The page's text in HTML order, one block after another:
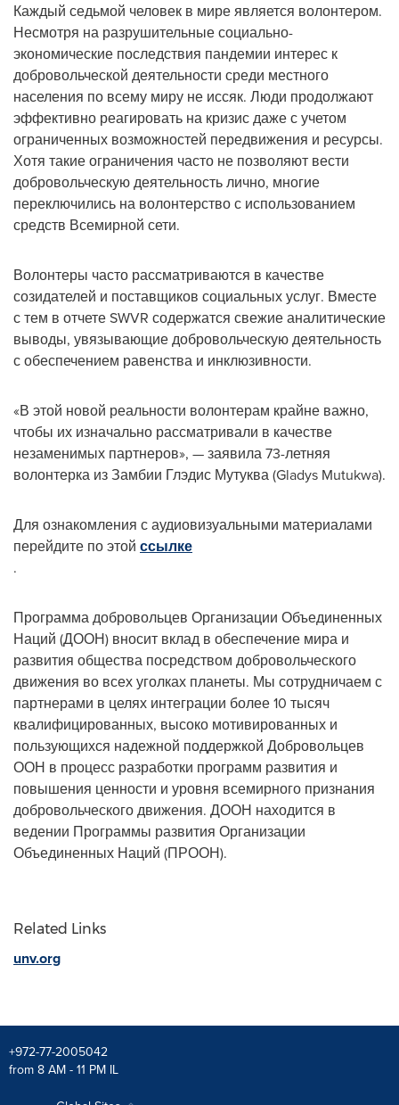
Каждый седьмой человек в мире является волонтером.
Несмотря на разрушительные социально-
экономические последствия пандемии интерес к
добровольческой деятельности среди местного
населения по всему миру не иссяк. Люди продолжают
эффективно реагировать на кризис даже с учетом
ограниченных возможностей передвижения и ресурсы.
Хотя такие ограничения часто не позволяют вести
добровольческую деятельность лично, многие
переключились на волонтерство с использованием
средств Всемирной сети.
Волонтеры часто рассматриваются в качестве
созидателей и поставщиков социальных услуг. Вместе
с тем в отчете SWVR содержатся свежие аналитические
выводы, увязывающие добровольческую деятельность
с обеспечением равенства и инклюзивности.
«В этой новой реальности волонтерам крайне важно,
чтобы их изначально рассматривали в качестве
незаменимых партнеров», — заявила 73-летняя
волонтерка из Замбии Глэдис Мутуква (Gladys Mutukwa).
Для ознакомления с аудиовизуальными материалами
перейдите по этой ссылке
.
Программа добровольцев Организации Объединенных
Наций (ДООН) вносит вклад в обеспечение мира и
развития общества посредством добровольческого
движения во всех уголках планеты. Мы сотрудничаем с
партнерами в целях интеграции более 10 тысяч
квалифицированных, высоко мотивированных и
пользующихся надежной поддержкой Добровольцев
ООН в процесс разработки программ развития и
повышения ценности и уровня всемирного признания
добровольческого движения. ДООН находится в
ведении Программы развития Организации
Объединенных Наций (ПРООН).
Related Links
unv.org
+972-77-2005042
from 8 AM - 11 PM IL